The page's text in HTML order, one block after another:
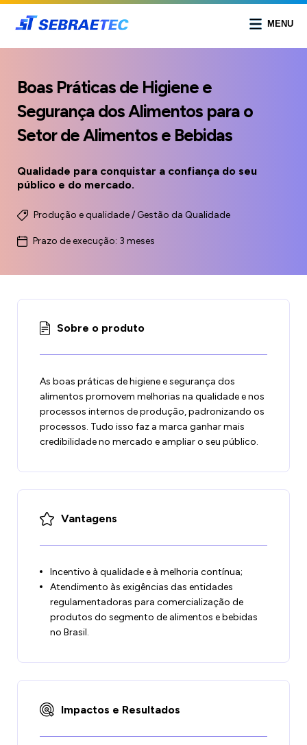
MENU
Boas Práticas de Higiene e
Segurança dos Alimentos para o
Setor de Alimentos e Bebidas
Qualidade para conquistar a confiança do seu
público e do mercado.
Produção e qualidade / Gestão da Qualidade
Prazo de execução: 3 meses
Sobre o produto
As boas práticas de higiene e segurança dos
alimentos promovem melhorias na qualidade e nos
processos internos de produção, padronizando os
processos. Tudo isso faz a marca ganhar mais
credibilidade no mercado e ampliar o seu público.
Vantagens
Incentivo à qualidade e à melhoria contínua;
Atendimento às exigências das entidades
regulamentadoras para comercialização de
produtos do segmento de alimentos e bebidas
no Brasil.
Impactos e Resultados